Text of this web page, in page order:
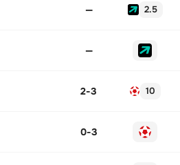
— 2.5
—
2-3 10
0-3